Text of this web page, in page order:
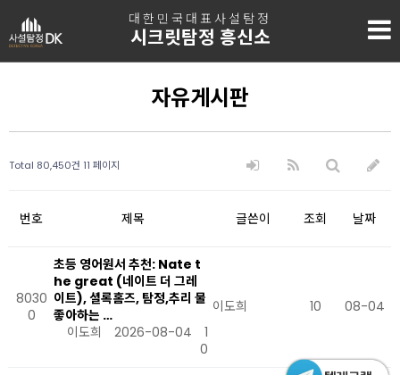
대한민국대표사설탐정
시크릿탐정 흥신소
자유게시판
Total 80,450건 11 페이지
번호 제목 글쓴이 조회 날짜
8030
0
초등 영어원서 추천: Nate t
he great (네이트 더 그레
이트), 셜록홈즈, 탐정,추리 물
좋아하는 …
이도희
2026-08-04
1
0
이도희 10 08-04